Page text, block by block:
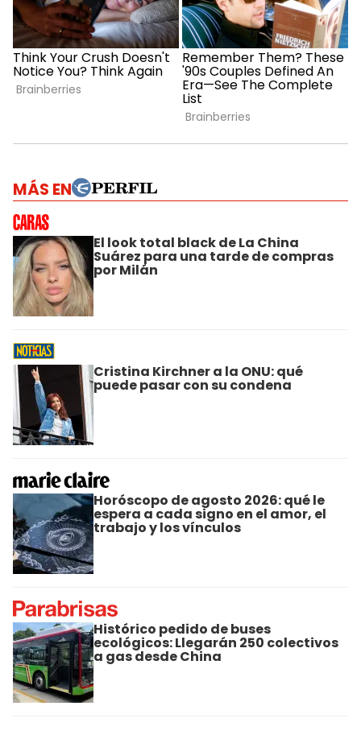
MÁS EN
El look total black de La China
Suárez para una tarde de compras
por Milán
Cristina Kirchner a la ONU: qué
puede pasar con su condena
Horóscopo de agosto 2026: qué le
espera a cada signo en el amor, el
trabajo y los vínculos
Histórico pedido de buses
ecológicos: Llegarán 250 colectivos
a gas desde China